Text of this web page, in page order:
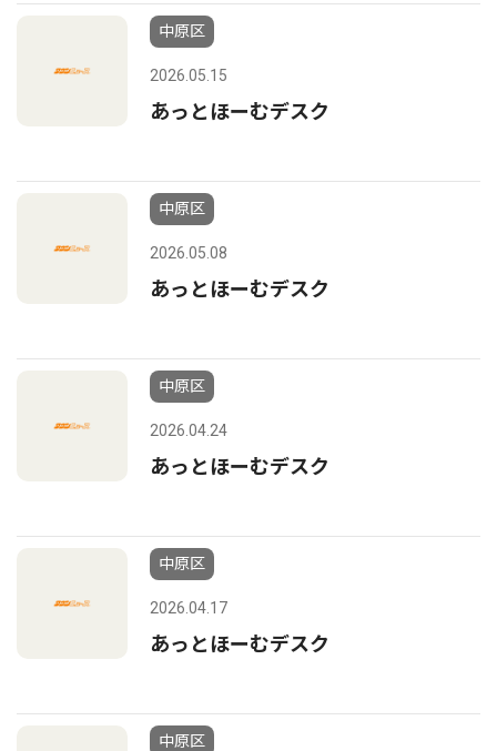
中原区
2026.05.15
あっとほーむデスク
中原区
2026.05.08
あっとほーむデスク
中原区
2026.04.24
あっとほーむデスク
中原区
2026.04.17
あっとほーむデスク
中原区